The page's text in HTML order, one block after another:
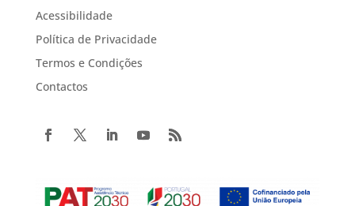
Acessibilidade
Política de Privacidade
Termos e Condições
Contactos